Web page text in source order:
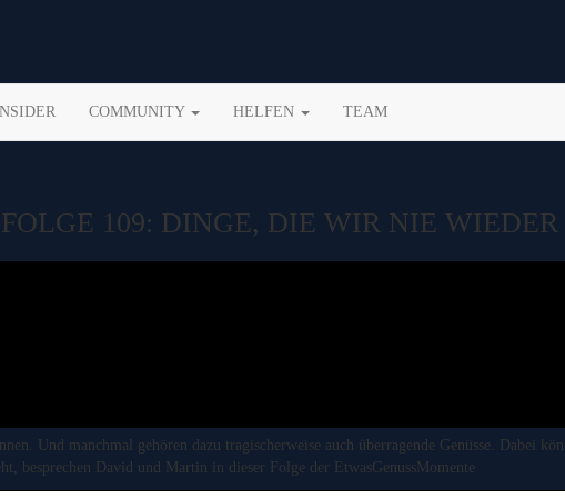
COMMUNITY HELFEN TEAM
109: DINGE, DIE WIR NIE WIEDER
Und manchmal gehören dazu tragischerweise auch überragende Genüsse. Dabei
besprechen David und Martin in dieser Folge der EtwasGenussMomente